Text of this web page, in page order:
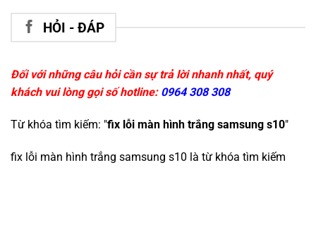
HỎI - ĐÁP
Đối với những câu hỏi cần sự trả lời nhanh nhất, quý
khách vui lòng gọi số hotline: 0964 308 308
Từ khóa tìm kiếm: "fix lỗi màn hình trắng samsung s10"
fix lỗi màn hình trắng samsung s10 là từ khóa tìm kiếm